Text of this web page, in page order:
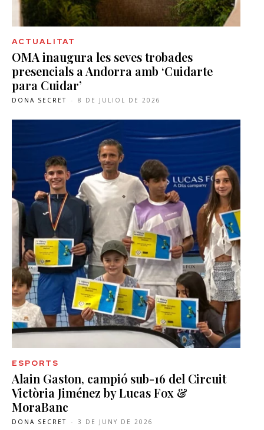
ACTUALITAT
OMA inaugura les seves trobades
presencials a Andorra amb ‘Cuidarte
para Cuidar’
DONA SECRET - 8 DE JULIOL DE 2026
ESPORTS
Alain Gaston, campió sub-16 del Circuit
Victòria Jiménez by Lucas Fox &
MoraBanc
DONA SECRET - 3 DE JUNY DE 2026